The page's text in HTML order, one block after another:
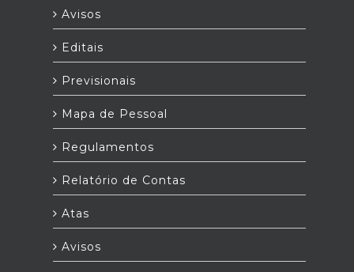
Avisos
Editais
Previsionais
Mapa de Pessoal
Regulamentos
Relatório de Contas
Atas
Avisos